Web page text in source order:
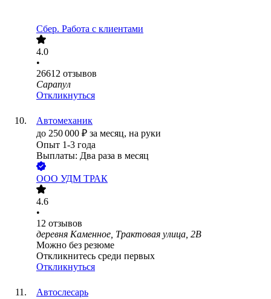
Сбер. Работа с клиентами
4.0
•
26612 отзывов
Сарапул
Откликнуться
Автомеханик
до 250 000 ₽ за месяц, на руки
Опыт 1-3 года
Выплаты: Два раза в месяц
ООО УДМ ТРАК
4.6
•
12 отзывов
деревня Каменное, Трактовая улица, 2В
Можно без резюме
Откликнитесь среди первых
Откликнуться
Автослесарь